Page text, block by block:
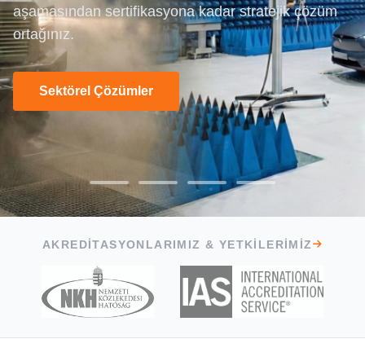
aşamasından sertifikasyona kadar stratejik çözüm
ortağınız.
Sektörel Çözümler
Teklif İsteyin
testlerinden laboratuvar kurulumu ve Ar-Ge
desteğine kadar tüm ihtiyaçlarınız için
buradayız.
«güçten daha fazlası»
Test Yeteneklerimizi İnceleyin
AKREDITASYONLARIMIZ & YETKILERIMIZ